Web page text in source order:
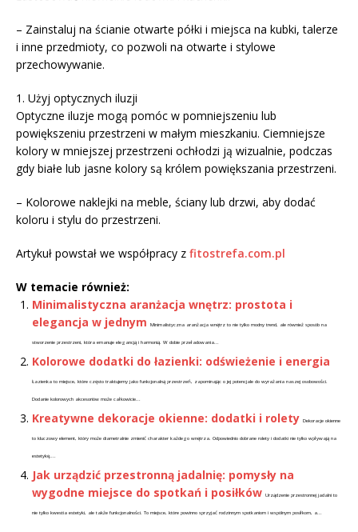
– Zainstaluj na ścianie otwarte półki i miejsca na kubki, talerze
i inne przedmioty, co pozwoli na otwarte i stylowe
przechowywanie.
1. Użyj optycznych iluzji
Optyczne iluzje mogą pomóc w pomniejszeniu lub
powiększeniu przestrzeni w małym mieszkaniu. Ciemniejsze
kolory w mniejszej przestrzeni ochłodzi ją wizualnie, podczas
gdy białe lub jasne kolory są królem powiększania przestrzeni.
– Kolorowe naklejki na meble, ściany lub drzwi, aby dodać
koloru i stylu do przestrzeni.
Artykuł powstał we współpracy z fitostrefa.com.pl
W temacie również:
Minimalistyczna aranżacja wnętrz: prostota i
elegancja w jednym
Minimalistyczna aranżacja wnętrz to nie tylko modny trend, ale również sposób na
stworzenie przestrzeni, która emanuje elegancją i harmonią. W dobie przeładowania...
Kolorowe dodatki do łazienki: odświeżenie i energia
Łazienka to miejsce, które często traktujemy jako funkcjonalną przestrzeń, zapominając o jej potencjale do wyrażania naszej osobowości.
Dodanie kolorowych akcesoriów może całkowicie...
Kreatywne dekoracje okienne: dodatki i rolety Dekoracje okienne
to kluczowy element, który może diametralnie zmienić charakter każdego wnętrza. Odpowiednio dobrane rolety i dodatki nie tylko wpływają na
estetykę,...
Jak urządzić przestronną jadalnię: pomysły na
wygodne miejsce do spotkań i posiłków Urządzenie przestronnej jadalni to
nie tylko kwestia estetyki, ale także funkcjonalności. To miejsce, które powinno sprzyjać rodzinnym spotkaniom i wspólnym posiłkom, a...